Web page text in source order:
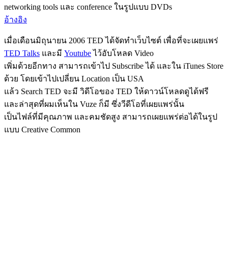
networking tools และ conference ในรูปแบบ DVDs
อ้างอิง
เมื่อเดือนมิถุนายน 2006 TED ได้จัดทำเว็บไซต์ เพื่อที่จะเผยแพร่
TED Talks และมี Youtubeไว้อับโหลด Video
เพิ่มด้วยอีกทาง สามารถเข้าไป Subscribe ได้ และใน iTunes Store
ด้วย โดยเข้าไปเปลี่ยน Location เป็น USA
แล้ว Search TED จะมี วิดีโอของ TED ให้ดาวน์โหลดดูได้ฟรี
และล่าสุดที่ผมเห็นใน Vuze ก็มี ซึ่งวีดีโอที่เผยแพร่นั้น
เป็นไฟล์ที่มีคุณภาพ และคมชัดสูง สามารถเผยแพร่ต่อได้ในรูป
แบบ Creative Common